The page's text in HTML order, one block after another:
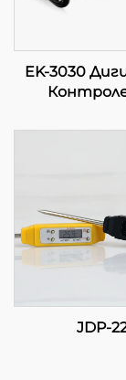
EK-3030
Напредно
JDP-